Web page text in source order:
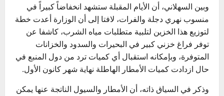
‏وبين السهلاني، أن الأيام المقبلة ستشهد انخفاضاً كبيراً في
منسوب نهري دجلة والفرات، لافتا إلى أن الوزارة أعدت خطة
لتوزيع هذا الخزين لتلبية متطلبات مياه الشرب، كاشفا عن
توفر فراغ خزني كبير في البحيرات والسدود والخزانات
المتوفرة، وبإمكانه استقبال أي كميات ترد من دول المنبع في
حال ازدادت كميات الأمطار الهاطلة نهاية شهر كانون الأول.
وذكر في السياق ذاته، أن الأمطار والسيول الناتجة عنها يمكن